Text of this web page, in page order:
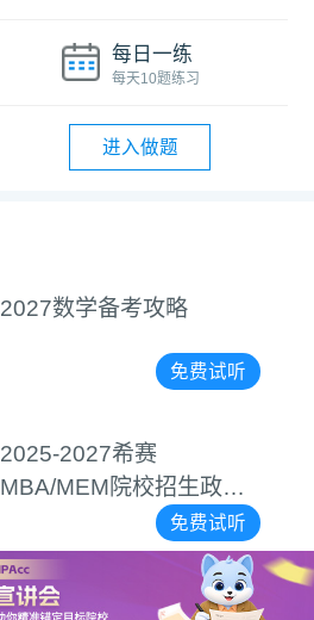
每日一练
每天10题练习
进入做题
2027数学备考攻略
免费试听
2025-2027希赛
MBA/MEM院校招生政策
免费试听